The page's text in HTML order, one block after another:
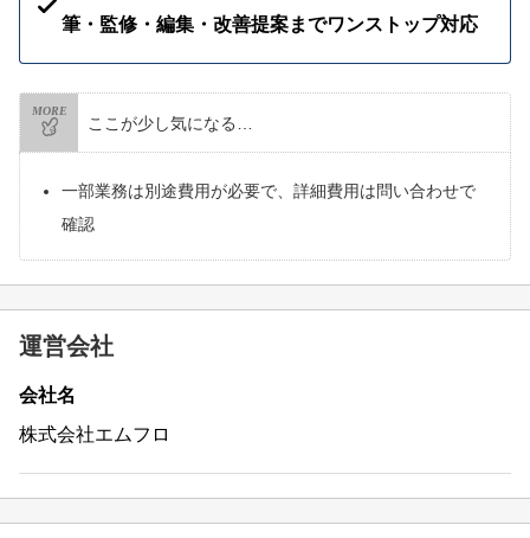
筆・監修・編集・改善提案までワンストップ対応
MORE
ここが少し気になる…
一部業務は別途費用が必要で、詳細費用は問い合わせで
確認
運営会社
会社名
株式会社エムフロ